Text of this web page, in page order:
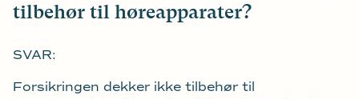
tilbehør til høreapparater?
SVAR:
Forsikringen dekker ikke tilbehør til